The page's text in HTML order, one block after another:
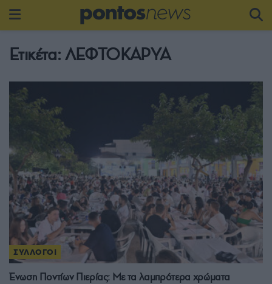
Ετικέτα: ΛΕΦΤΟΚΑΡΥΑ
ΣΥΛΛΟΓΟΙ
Ένωση Ποντίων Πιερίας: Με τα λαμπρότερα χρώματα